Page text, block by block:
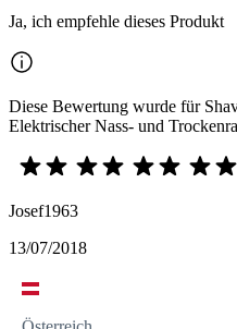
Ja, ich empfehle dieses Produkt
Diese Bewertung wurde für
Elektrischer Nass- und
Josef1963
13/07/2018